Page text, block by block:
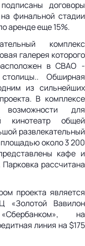
договоры
финальной стадии
аренде еще 15%.
комплекс
галерея которого
в СВАО -
Обширная
из сильнейших
В комплексе
возможности для
кинотеатр общей
развлекательный
около 3 200
кафе и
рассчитана
проекта является
«Золотой Вавилон
на
линия на $175